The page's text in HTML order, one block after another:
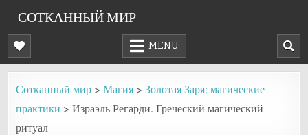
content
СОТКАННЫЙ МИР
MENU
Сотканный мир >Магия >Золотая Заря: магические
практики >Израэль Регарди. Греческий магический
ритуал